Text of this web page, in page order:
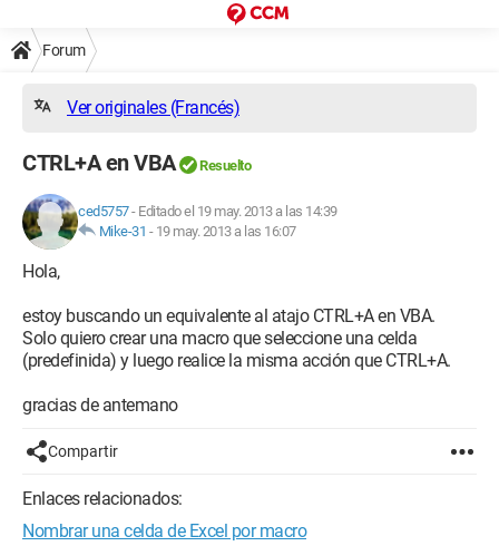
Forum
Ver originales (Francés)
CTRL+A en VBA Resuelto
ced5757- Editado el 19 may. 2013 a las 14:39
Mike-31 - 19 may. 2013 a las 16:07
Hola,
estoy buscando un equivalente al atajo CTRL+A en VBA.
Solo quiero crear una macro que seleccione una celda
(predefinida) y luego realice la misma acción que CTRL+A.
gracias de antemano
Compartir
Enlaces relacionados:
Nombrar una celda de Excel por macro